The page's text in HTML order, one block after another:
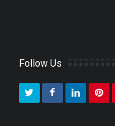
Follow Us